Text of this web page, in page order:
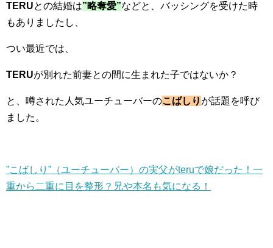
TERUとの結婚は”略奪愛”などと、バッシングを受けた時
もありましたし、
つい最近では、
TERUが別れた前妻との間に生まれた子ではないか？
と、噂された人気ユーチューバーのこばしり が話題を呼び
ました。
”こばしり”（ユーチューバー）の実父がteruで娘だった！一
重から二重に目を整形？兄や本名も気になる！